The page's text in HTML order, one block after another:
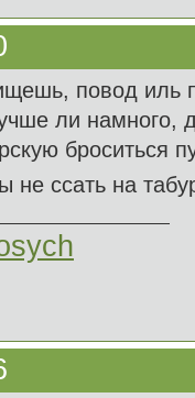
повод иль
ли намного,
броситься
не ссать на